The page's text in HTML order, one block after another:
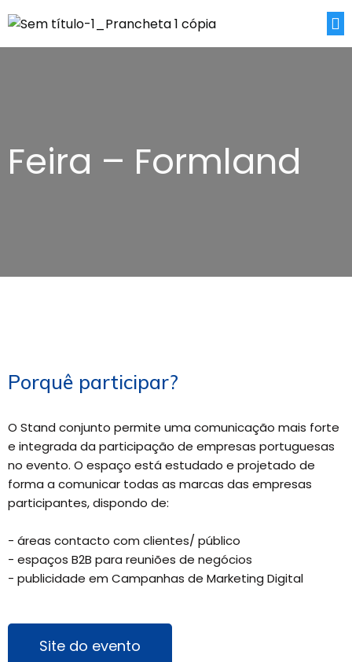
Feira – Formland
Porquê participar?
O Stand conjunto permite uma comunicação mais forte
e integrada da participação de empresas portuguesas
no evento. O espaço está estudado e projetado de
forma a comunicar todas as marcas das empresas
participantes, dispondo de:
- áreas contacto com clientes/ público
- espaços B2B para reuniões de negócios
- publicidade em Campanhas de Marketing Digital
Site do evento